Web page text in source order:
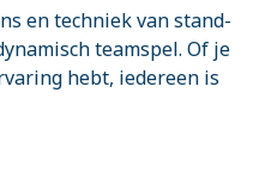
en techniek van stand-
teamspel. Of je
hebt, iedereen is